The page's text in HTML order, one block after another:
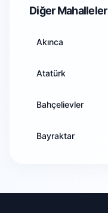
Bilecik
Bingöl
Bitlis
Bolu
Burdur
Diğer Mahalleler
Akınca
Atatürk
Bahçelievler
Bayraktar